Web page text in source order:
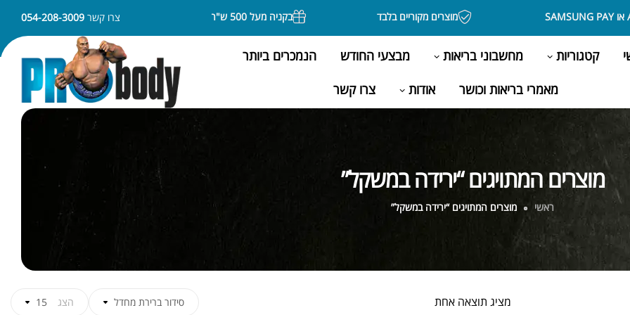
מוצרים מקוריים בלבד בקניה מעל 500 ש"ח משלוח חינם ניתן לשלם באמצעות APPLE PAY או SAMSUNG PAY צרו קשר 054-208-3009
קטגוריות מחשבוני בריאות מבצעי החודש
הנמכרים ביותר
מאמרי בריאות וכושר
אודות צרו קשר
מוצרים המתויגים “ירידה במשקל”
ראשי מוצרים המתויגים “ירידה במשקל”
מציג תוצאה אחת סידור ברירת מחדל הצג 15